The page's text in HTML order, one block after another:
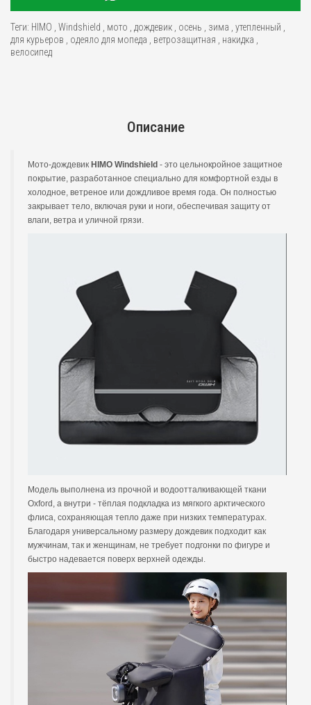
Теги: HIMO Windshield мото дождевик осень зима утепленный
для курьеров
одеяло для мопеда ветрозащитная накидка
велосипед
Описание
Мото-дождевик HIMO Windshield - это цельнокройное защитное
покрытие, разработанное специально для комфортной езды в
холодное, ветреное или дождливое время года. Он полностью
закрывает тело, включая руки и ноги, обеспечивая защиту от
влаги, ветра и уличной грязи.
Модель выполнена из прочной и водоотталкивающей ткани
Oxford, а внутри - тёплая подкладка из мягкого арктического
флиса, сохраняющая тепло даже при низких температурах.
Благодаря универсальному размеру дождевик подходит как
мужчинам, так и женщинам, не требует подгонки по фигуре и
быстро надевается поверх верхней одежды.